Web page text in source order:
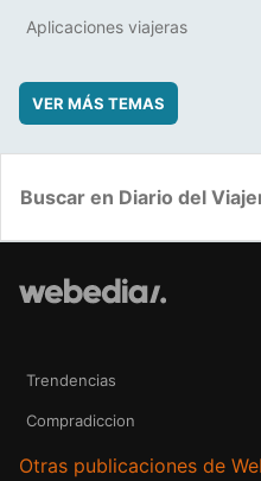
Aplicaciones viajeras
VER MÁS TEMAS
Trendencias
Compradiccion
Otras publicaciones de